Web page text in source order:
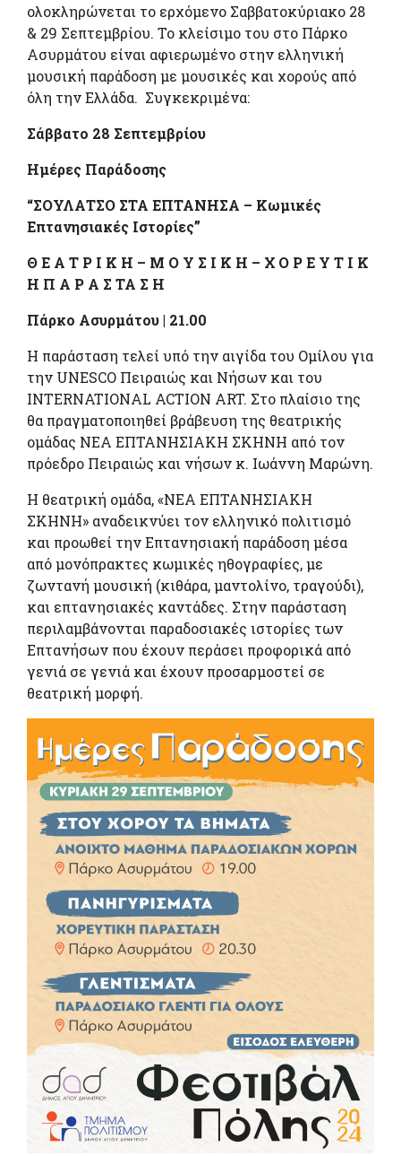
ολοκληρώνεται το ερχόμενο Σαββατοκύριακο 28
& 29 Σεπτεμβρίου. Το κλείσιμο του στο Πάρκο
Ασυρμάτου είναι αφιερωμένο στην ελληνική
μουσική παράδοση με μουσικές και χορούς από
όλη την Ελλάδα. Συγκεκριμένα:
Σάββατο 28 Σεπτεμβρίου
Ημέρες Παράδοσης
“ΣΟΥΛΑΤΣΟ ΣΤΑ ΕΠΤΑΝΗΣΑ – Κωμικές
Επτανησιακές Ιστορίες”
Θ Ε Α Τ Ρ Ι Κ Η – Μ Ο Υ Σ Ι Κ Η – Χ Ο Ρ Ε Υ Τ Ι Κ
Η Π Α Ρ Α Σ ΤΑ Σ Η
Πάρκο Ασυρμάτου | 21.00
Η παράσταση τελεί υπό την αιγίδα του Ομίλου για
την UNESCO Πειραιώς και Νήσων και του
INTERNATIONAL ACTION ART. Στο πλαίσιο της
θα πραγματοποιηθεί βράβευση της θεατρικής
ομάδας ΝΕΑ ΕΠΤΑΝΗΣΙΑΚΗ ΣΚΗΝΗ από τον
πρόεδρο Πειραιώς και νήσων κ. Ιωάννη Μαρώνη.
Η θεατρική ομάδα, «ΝΕΑ ΕΠΤΑΝΗΣΙΑΚΗ
ΣΚΗΝΗ» αναδεικνύει τον ελληνικό πολιτισμό
και προωθεί την Επτανησιακή παράδοση μέσα
από μονόπρακτες κωμικές ηθογραφίες, με
ζωντανή μουσική (κιθάρα, μαντολίνο, τραγούδι),
και επτανησιακές καντάδες. Στην παράσταση
περιλαμβάνονται παραδοσιακές ιστορίες των
Επτανήσων που έχουν περάσει προφορικά από
γενιά σε γενιά και έχουν προσαρμοστεί σε
θεατρική μορφή.